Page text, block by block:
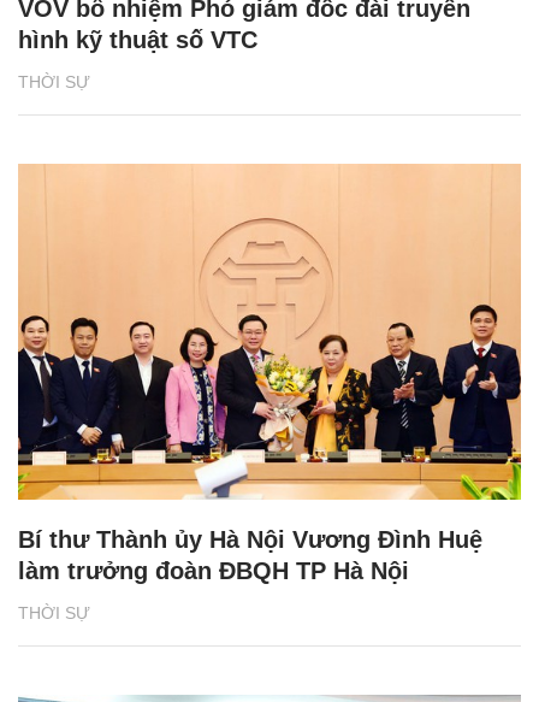
THỜI SỰ
VOV bổ nhiệm Phó giám đốc đài truyền
hình kỹ thuật số VTC
THỜI SỰ
Bí thư Thành ủy Hà Nội Vương Đình Huệ
làm trưởng đoàn ĐBQH TP Hà Nội